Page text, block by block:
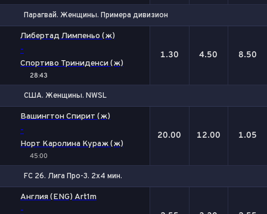
Парагвай. Женщины. Примера дивизион
Либертад Лимпеньо (ж)
-
Спортиво Триниденси (ж)
28:43
1.30 4.50 8.50
США. Женщины. NWSL
Вашингтон Спирит (ж)
-
Норт Каролина Кураж (ж)
45:00
20.00 12.00 1.05
FC 26. Лига Про-3. 2x4 мин.
Англия (ENG) Art1m
-